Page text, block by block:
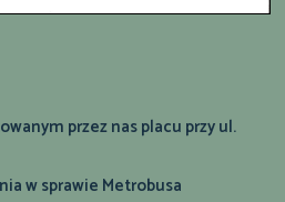
przez nas placu przy ul.
w sprawie Metrobusa